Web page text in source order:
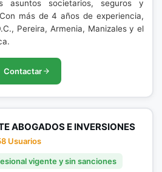
asuntos societarios, seguros y
más de 4 años de experiencia,
Pereira, Armenia, Manizales y el
Contactar
ABOGADOS E INVERSIONES
Usuarios
vigente y sin sanciones